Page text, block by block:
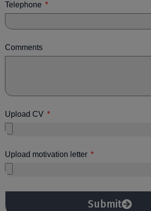
Telephone
Comments
Upload CV
Upload motivation letter
Submit